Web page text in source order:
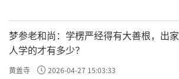
梦参老和尚：学楞严经得有大善根，出家
人学的才有多少？
黄盖寺 2026-04-27 15:03:33